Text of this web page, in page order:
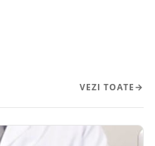
VEZI TOATE